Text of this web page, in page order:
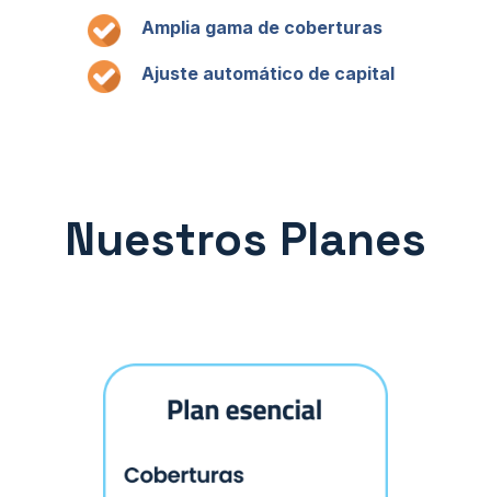
Amplia gama de coberturas
Ajuste automático de capital
Nuestros Planes